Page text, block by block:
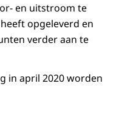
en uitstroom te
opgeleverd en
verder aan te
in april 2020 worden